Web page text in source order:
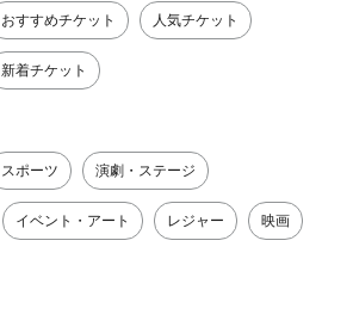
おすすめチケット 人気チケット
新着チケット
スポーツ 演劇・ステージ
イベント・アート レジャー 映画